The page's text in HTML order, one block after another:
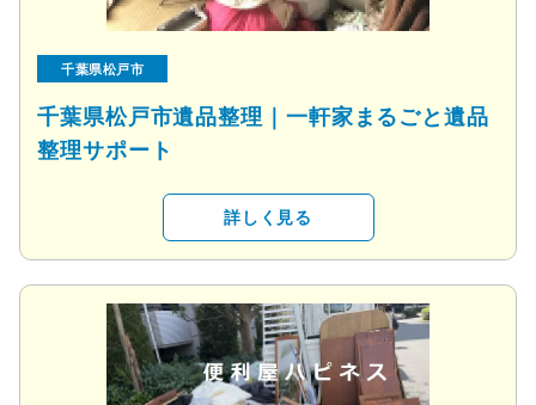
千葉県松戸市
千葉県松戸市遺品整理｜一軒家まるごと遺品
整理サポート
詳しく見る